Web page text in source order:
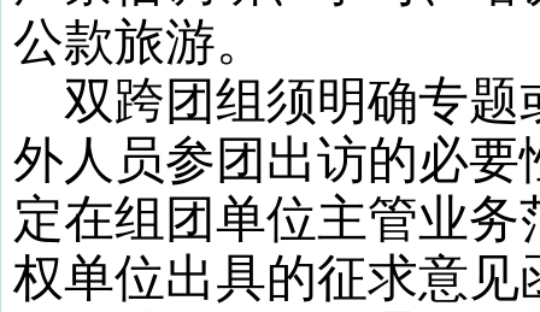
公款旅游。
双跨团组须明确专
外人员参团出访的必
定在组团单位主管业
权单位出具的征求意